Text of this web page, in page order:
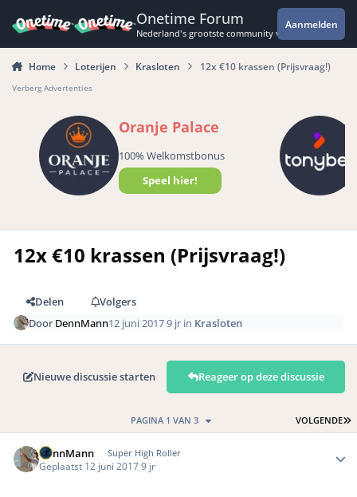
Onetime Forum
Nederland's grootste community voor de
Aanmelden
Home Loterijen Krasloten 12x €10 krassen (Prijsvraag!)
Verberg Advertenties
Oranje Palace
100% Welkomstbonus
Speel hier!
12x €10 krassen (Prijsvraag!)
Delen
Volgers
DoorDennMann12 juni 20179 jr in Krasloten
Nieuwe discussie starten Reageer op deze discussie
VOLGENDE
PAGINA 1 VAN 3
DennMann Super High Roller
Geplaatst 12 juni 20179 jr